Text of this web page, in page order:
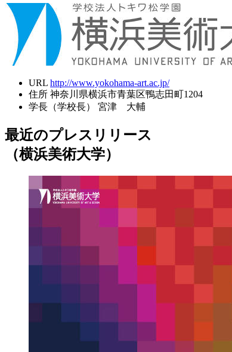
URL http://www.yokohama-art.ac.jp/
住所 神奈川県横浜市青葉区鴨志田町1204
学長（学校長）
宮津 大輔
最近のプレスリリース
（横浜美術大学）